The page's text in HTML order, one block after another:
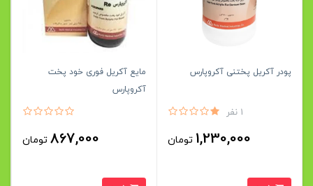
پودر آکریل پختنی آکروپارس
1 نفر
1,230,000 تومان
مایع آکریل فوری خود پخت
آکروپارس
867,000 تومان